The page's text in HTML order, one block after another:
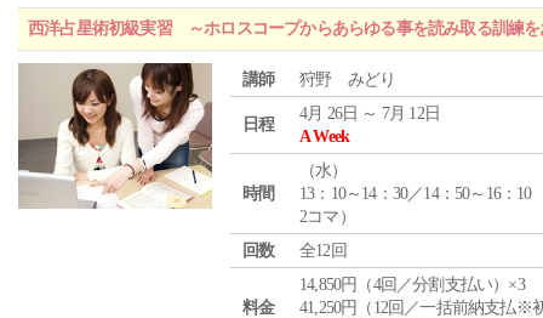
西洋占星術初級実習 ～ホロスコープからあらゆる事を読み取る訓練を
講師 狩野 みどり
日程
4月 26日 ～ 7月 12日
A Week
時間
（水）
13：10～14：30／14：50～16：10
2コマ）
回数
全12回
料金
14,850円（4回／分割支払い）×3
41,250円（12回／一括前納支払※